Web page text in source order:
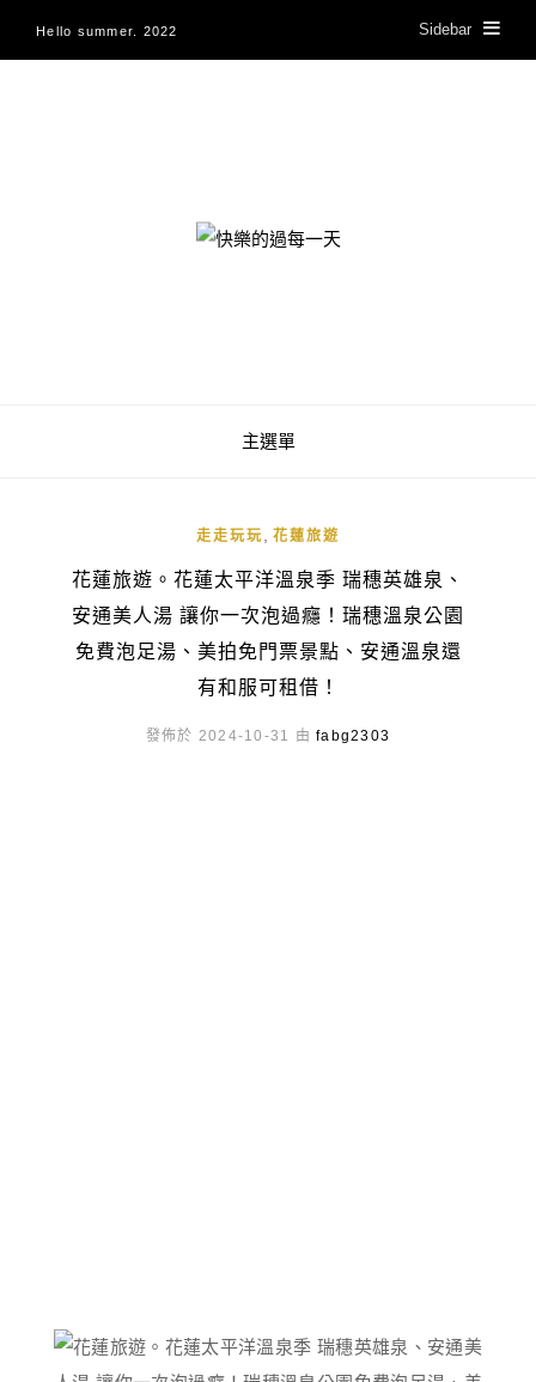
Hello summer. 2022 Sidebar
快樂的過每一天
主選單
走走玩玩 花蓮旅遊
花蓮旅遊。花蓮太平洋溫泉季 瑞穗英雄泉、
安通美人湯 讓你一次泡過癮！瑞穗溫泉公園
免費泡足湯、美拍免門票景點、安通溫泉還
有和服可租借！
發佈於 2024-10-31 由fabg2303